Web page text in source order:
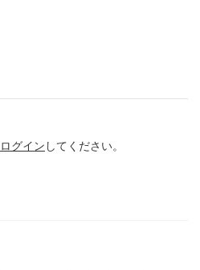
ログイン してください。